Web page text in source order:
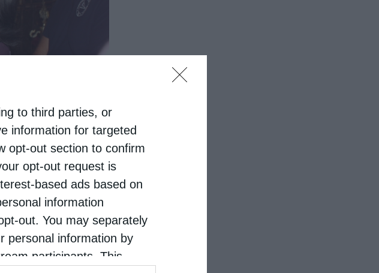
to third parties, or
information for targeted
opt-out section to confirm
opt-out request is
based ads based on
information
out. You may separately
personal information by
participants. This